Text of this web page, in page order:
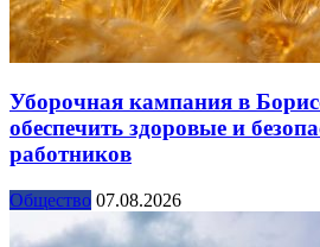
Уборочная кампания в
обеспечить здоровые и
работников
Общество 07.08.2026